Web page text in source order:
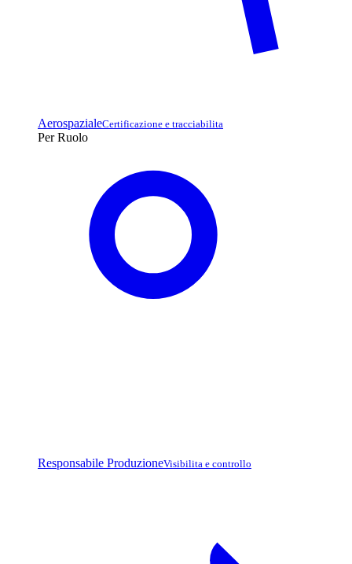
AerospazialeCertificazione e tracciabilita
Per Ruolo
Responsabile ProduzioneVisibilita e controllo